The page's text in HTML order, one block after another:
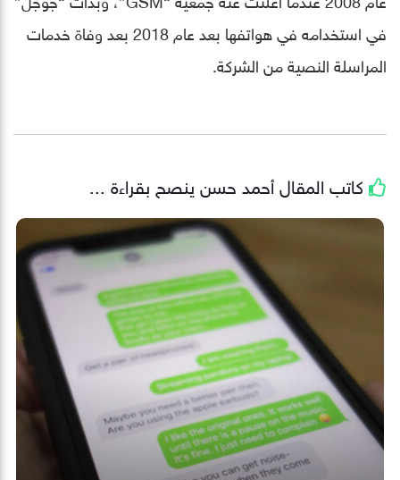
في استخدامه في هواتفها بعد عام 2018 بعد وفاة خدمات
المراسلة النصية من الشركة.
كاتب المقالأحمد حسن ينصح بقراءة ...